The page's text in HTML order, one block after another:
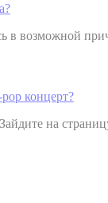
в возможной
концерт?
на